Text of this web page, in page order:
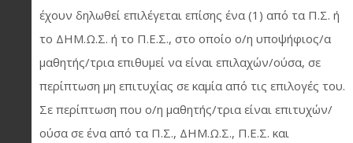
έχουν δηλωθεί επιλέγεται επίσης ένα (1) από τα Π.Σ. ή
το ΔΗΜ.Ω.Σ. ή το Π.Ε.Σ., στο οποίο ο/η υποψήφιος/α
μαθητής/τρια επιθυμεί να είναι επιλαχών/ούσα, σε
περίπτωση μη επιτυχίας σε καμία από τις επιλογές του.
Σε περίπτωση που ο/η μαθητής/τρια είναι επιτυχών/
ούσα σε ένα από τα Π.Σ., ΔΗΜ.Ω.Σ., Π.Ε.Σ. και